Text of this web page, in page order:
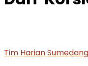
Tim Harian Sumedang